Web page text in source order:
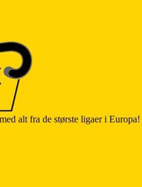
alt fra de største ligaer i